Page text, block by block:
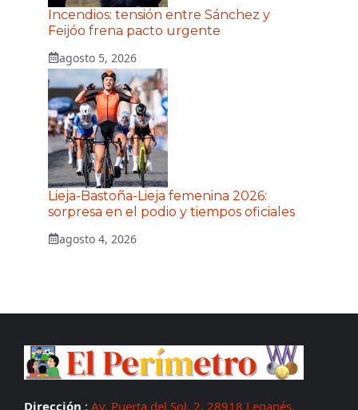
Incendios: tensión entre Sánchez y
Feijóo frena pacto urgente
agosto 5, 2026
Lieja-Bastoña-Lieja femenina 2026:
sorpresa en el podio y tiempos oficiales
agosto 4, 2026
Dirección : Av. Puerta del Sol, 2, 28918 Leganés,